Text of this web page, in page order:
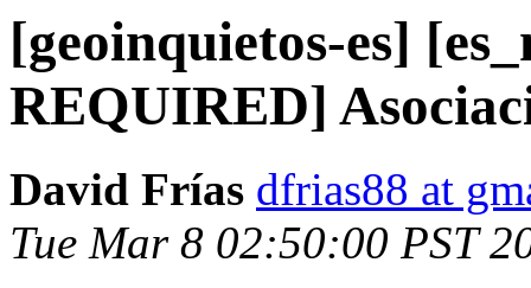
[geoinquietos-es]
REQUIRED]
David Frías dfrias88 at
Tue Mar 8 02:50:00 PST